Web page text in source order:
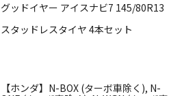
グッドイヤー アイスナビ7 145/80R13
スタッドレスタイヤ 4本セット
【ホンダ】N-BOX (ターボ車除く), N-